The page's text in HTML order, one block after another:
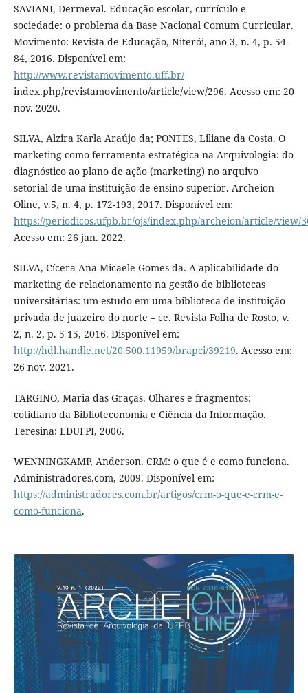
SAVIANI, Dermeval. Educação escolar, currículo e
sociedade: o problema da Base Nacional Comum Curricular.
Movimento: Revista de Educação, Niterói, ano 3, n. 4, p. 54-
84, 2016. Disponível em:
http://www.revistamovimento.uff.br/
index.php/revistamovimento/article/view/296. Acesso em: 20
nov. 2020.
SILVA, Alzira Karla Araújo da; PONTES, Liliane da Costa. O
marketing como ferramenta estratégica na Arquivologia: do
diagnóstico ao plano de ação (marketing) no arquivo
setorial de uma instituição de ensino superior. Archeion
Oline, v.5, n. 4, p. 172-193, 2017. Disponível em:
https://periodicos.ufpb.br/ojs/index.php/archeion/article/view/
Acesso em: 26 jan. 2022.
SILVA, Cícera Ana Micaele Gomes da. A aplicabilidade do
marketing de relacionamento na gestão de bibliotecas
universitárias: um estudo em uma biblioteca de instituição
privada de juazeiro do norte – ce. Revista Folha de Rosto, v.
2, n. 2, p. 5-15, 2016. Disponível em:
http://hdl.handle.net/20.500.11959/brapci/39219. Acesso em:
26 nov. 2021.
TARGINO, Maria das Graças. Olhares e fragmentos:
cotidiano da Biblioteconomia e Ciência da Informação.
Teresina: EDUFPI, 2006.
WENNINGKAMP, Anderson. CRM: o que é e como funciona.
Administradores.com, 2009. Disponível em:
https://administradores.com.br/artigos/crm-o-que-e-crm-e-
como-funciona.